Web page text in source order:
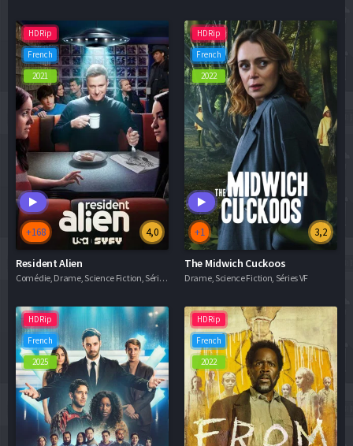
HDRip
French
2021
4,0
+168
Resident Alien
Comédie, Drame, Science Fiction, Séries VF
HDRip
French
2022
3,2
+1
The Midwich Cuckoos
Drame, Science Fiction, Séries VF
HDRip
French
2025
HDRip
French
2022